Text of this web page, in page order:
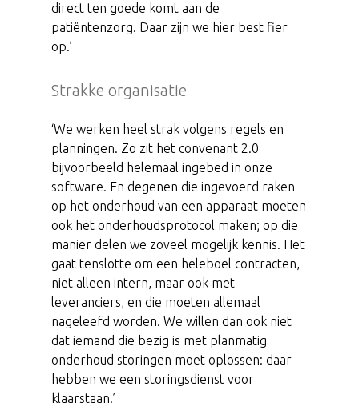
direct ten goede komt aan de
patiëntenzorg. Daar zijn we hier best fier
op.’
Strakke organisatie
‘We werken heel strak volgens regels en
planningen. Zo zit het convenant 2.0
bijvoorbeeld helemaal ingebed in onze
software. En degenen die ingevoerd raken
op het onderhoud van een apparaat moeten
ook het onderhoudsprotocol maken; op die
manier delen we zoveel mogelijk kennis. Het
gaat tenslotte om een heleboel contracten,
niet alleen intern, maar ook met
leveranciers, en die moeten allemaal
nageleefd worden. We willen dan ook niet
dat iemand die bezig is met planmatig
onderhoud storingen moet oplossen: daar
hebben we een storingsdienst voor
klaarstaan.’